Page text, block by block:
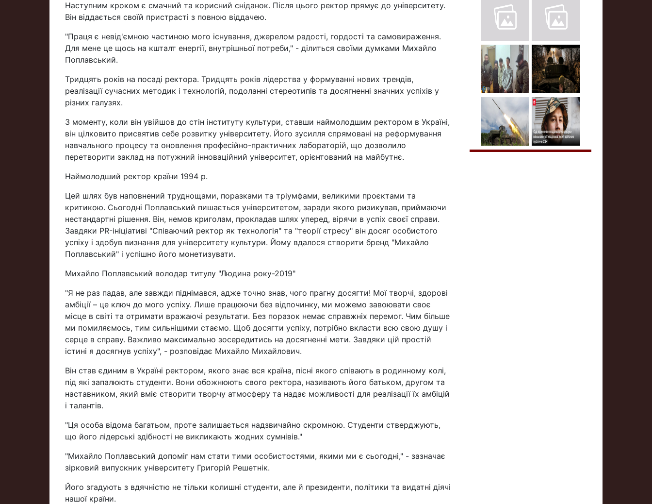
Наступним кроком є смачний та корисний сніданок. Після цього ректор прямує до університету.
Він віддається своїй пристрасті з повною віддачею.
"Праця є невід'ємною частиною мого існування, джерелом радості, гордості та самовираження.
Для мене це щось на кшталт енергії, внутрішньої потреби," - ділиться своїми думками Михайло
Поплавський.
Тридцять років на посаді ректора. Тридцять років лідерства у формуванні нових трендів,
реалізації сучасних методик і технологій, подоланні стереотипів та досягненні значних успіхів у
різних галузях.
З моменту, коли він увійшов до стін інституту культури, ставши наймолодшим ректором в Україні,
він цілковито присвятив себе розвитку університету. Його зусилля спрямовані на реформування
навчального процесу та оновлення професійно-практичних лабораторій, що дозволило
перетворити заклад на потужний інноваційний університет, орієнтований на майбутнє.
Наймолодший ректор країни 1994 р.
Цей шлях був наповнений труднощами, поразками та тріумфами, великими проєктами та
критикою. Сьогодні Поплавський пишається університетом, заради якого ризикував, приймаючи
нестандартні рішення. Він, немов криголам, прокладав шлях уперед, вірячи в успіх своєї справи.
Завдяки PR-ініціативі "Співаючий ректор як технологія" та "теорії стресу" він досяг особистого
успіху і здобув визнання для університету культури. Йому вдалося створити бренд "Михайло
Поплавський" і успішно його монетизувати.
Михайло Поплавський володар титулу "Людина року-2019"
"Я не раз падав, але завжди піднімався, адже точно знав, чого прагну досягти! Мої творчі, здорові
амбіції – це ключ до мого успіху. Лише працюючи без відпочинку, ми можемо завоювати своє
місце в світі та отримати вражаючі результати. Без поразок немає справжніх перемог. Чим більше
ми помиляємось, тим сильнішими стаємо. Щоб досягти успіху, потрібно вкласти всю свою душу і
серце в справу. Важливо максимально зосередитись на досягненні мети. Завдяки цій простій
істині я досягнув успіху", - розповідає Михайло Михайлович.
Він став єдиним в Україні ректором, якого знає вся країна, пісні якого співають в родинному колі,
під які запалюють студенти. Вони обожнюють свого ректора, називають його батьком, другом та
наставником, який вміє створити творчу атмосферу та надає можливості для реалізації їх амбіцій
і талантів.
"Ця особа відома багатьом, проте залишається надзвичайно скромною. Студенти стверджують,
що його лідерські здібності не викликають жодних сумнівів."
"Михайло Поплавський допоміг нам стати тими особистостями, якими ми є сьогодні," - зазначає
зірковий випускник університету Григорій Решетнік.
Його згадують з вдячністю не тільки колишні студенти, але й президенти, політики та видатні діячі
нашої країни.